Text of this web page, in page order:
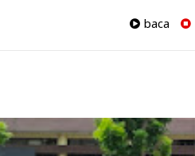
baca